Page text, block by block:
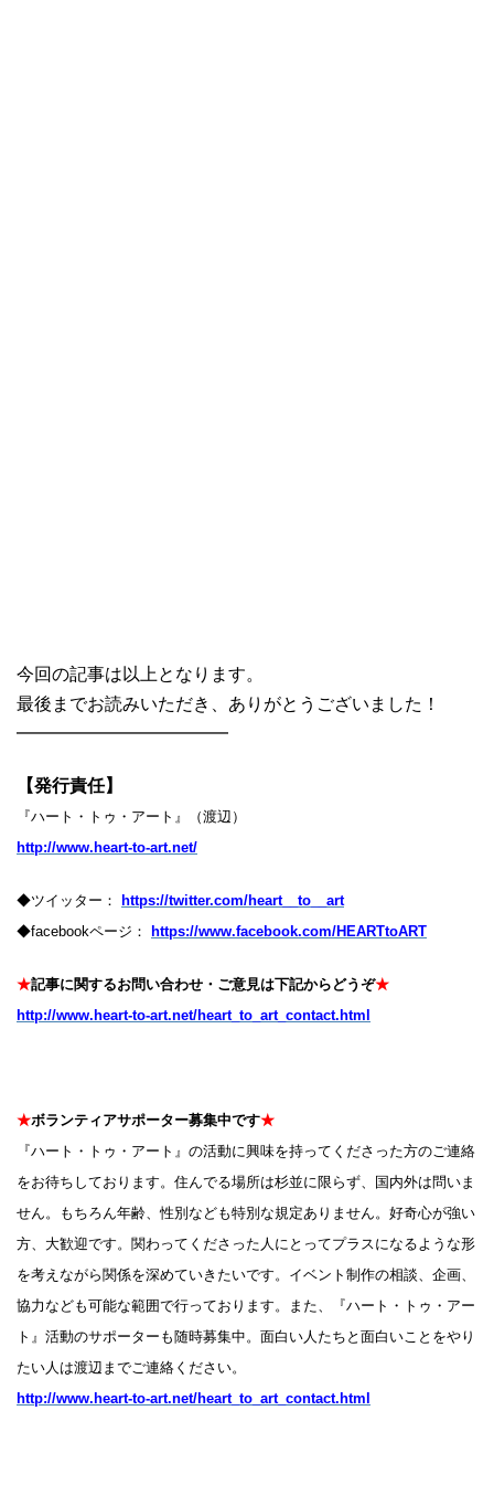
今回の記事は以上となります。
最後までお読みいただき、ありがとうございました！
━━━━━━━━━━━━
【発行責任】
『ハート・トゥ・アート』（渡辺）
http://www.heart-to-art.net/
◆ツイッター：
https://twitter.com/heart__to__art
◆facebookページ：
https://www.facebook.com/HEARTtoART
★記事に関するお問い合わせ・ご意見は下記からどうぞ★
http://www.heart-to-art.net/heart_to_art_contact.html
★ボランティアサポーター募集中です★
『ハート・トゥ・アート』の活動に興味を持ってくださった方のご連絡
をお待ちしております。住んでる場所は杉並に限らず、国内外は問いま
せん。もちろん年齢、性別なども特別な規定ありません。好奇心が強い
方、大歓迎です。関わってくださった人にとってプラスになるような形
を考えながら関係を深めていきたいです。イベント制作の相談、企画、
協力なども可能な範囲で行っております。また、『ハート・トゥ・アー
ト』活動のサポーターも随時募集中。面白い人たちと面白いことをやり
たい人は渡辺までご連絡ください。
http://www.heart-to-art.net/heart_to_art_contact.html